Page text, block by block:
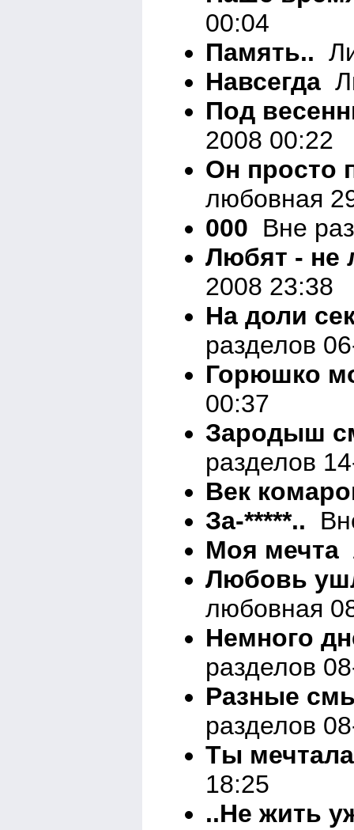
00:04
Память..
Навсегда
Под
2008 00:22
Он просто
любовная
000 Вне
Любят - не
2008 23:38
На доли
разделов
Горюшко
00:37
Зародыш
разделов
Век
За-*****..
Моя мечта
Любовь
любовная
Немного
разделов
Разные
разделов
Ты
18:25
..Не жить